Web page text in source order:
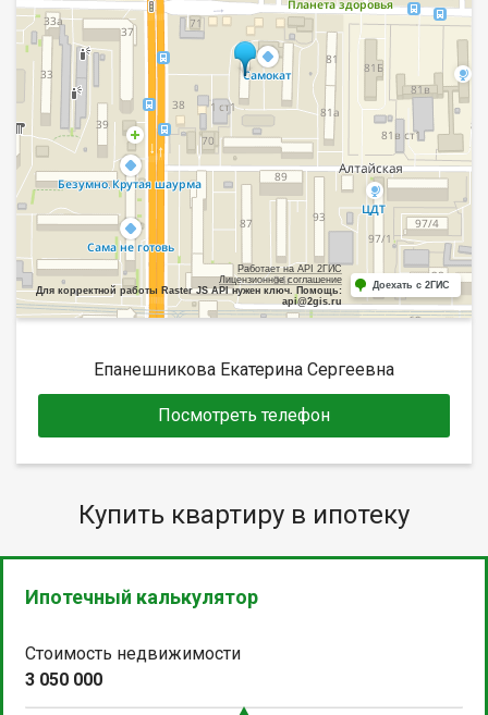
Работает на API 2ГИС
Лицензионное соглашение
Для корректной работы Raster JS API нужен ключ. Помощь:
api@2gis.ru
Доехать с 2ГИС
Епанешникова Екатерина Сергеевна
Посмотреть телефон
Купить квартиру в ипотеку
Ипотечный калькулятор
Стоимость недвижимости
3 050 000